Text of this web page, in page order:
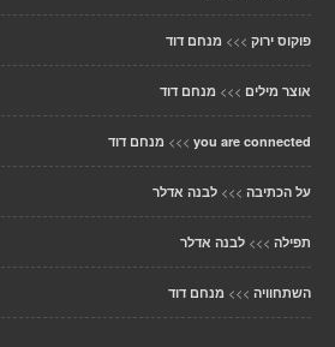
פוקוס ירוק >>> מנחם דוד
אוצר מילים >>> מנחם דוד
you are connected
>>> מנחם דוד
על הכתיבה >>> לבנה אדלר
תפילה >>> לבנה אדלר
השתחוויה >>> מנחם דוד